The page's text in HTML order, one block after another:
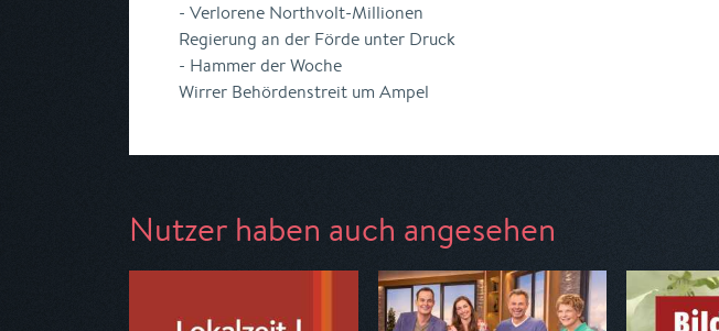
- Verlorene Northvolt-Millionen
Regierung an der Förde unter Druck
- Hammer der Woche
Wirrer Behördenstreit um Ampel
Nutzer haben auch angesehen